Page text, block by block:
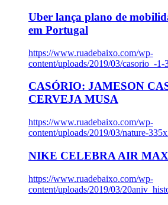
Uber lança plano de
em Portugal
https://www.ruadebaixo.com/wp-
content/uploads/2019/03/casorio_-
CASÓRIO: JAMESON
CERVEJA MUSA
https://www.ruadebaixo.com/wp-
content/uploads/2019/03/nature-
NIKE CELEBRA AIR
https://www.ruadebaixo.com/wp-
content/uploads/2019/03/